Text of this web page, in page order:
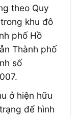
theo Quy
khu đô
phố Hồ
Thành phố
số
ở hiện hữu
để hình